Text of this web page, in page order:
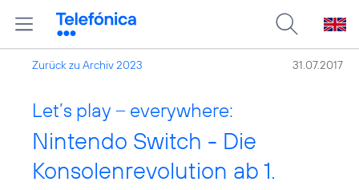
Zurück zu Archiv 2023 31.07.2017
Let’s play – everywhere:
Nintendo Switch - Die
Konsolenrevolution ab 1.